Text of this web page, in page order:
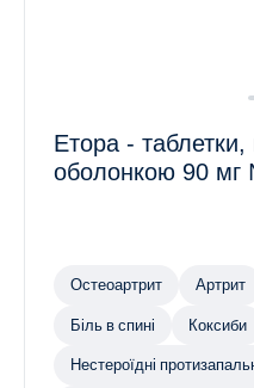
Етора - таблетки,
оболонкою 90
Остеоартрит Артрит
Біль в спині Коксиби
Нестероїдні